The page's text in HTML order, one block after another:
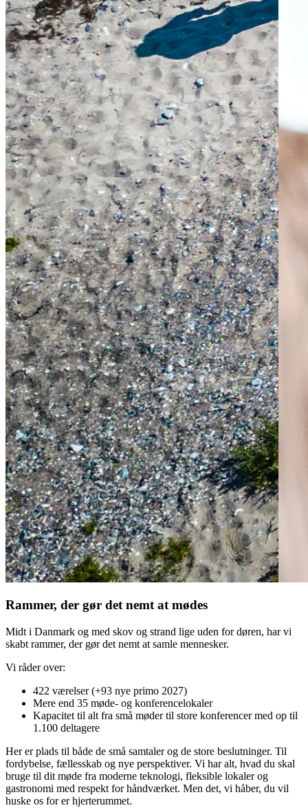
Rammer, der gør det nemt at mødes
Midt i Danmark og med skov og strand lige uden for døren, har vi
skabt rammer, der gør det nemt at samle mennesker.
Vi råder over:
422 værelser (+93 nye primo 2027)
Mere end 35 møde- og konferencelokaler
Kapacitet til alt fra små møder til store konferencer med op til
1.100 deltagere
Her er plads til både de små samtaler og de store beslutninger. Til
fordybelse, fællesskab og nye perspektiver. Vi har alt, hvad du skal
bruge til dit møde fra moderne teknologi, fleksible lokaler og
gastronomi med respekt for håndværket. Men det, vi håber, du vil
huske os for er hjerterummet.